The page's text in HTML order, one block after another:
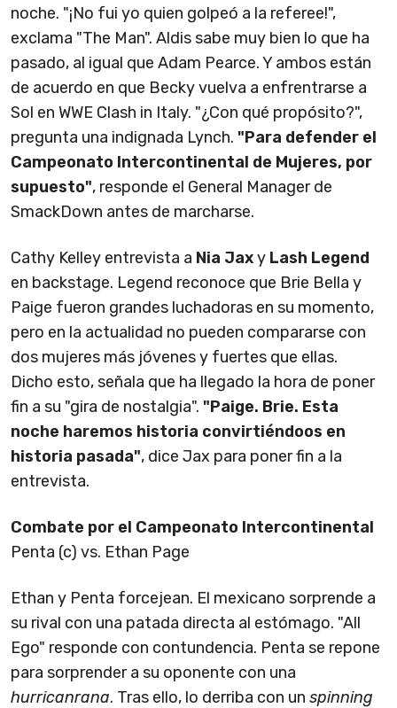
noche. "¡No fui yo quien golpeó a la referee!",
exclama "The Man". Aldis sabe muy bien lo que ha
pasado, al igual que Adam Pearce. Y ambos están
de acuerdo en que Becky vuelva a enfrentrarse a
Sol en WWE Clash in Italy. "¿Con qué propósito?",
pregunta una indignada Lynch. "Para defender el
Campeonato Intercontinental de Mujeres, por
supuesto", responde el General Manager de
SmackDown antes de marcharse.
Cathy Kelley entrevista a Nia Jaxy Lash Legend
en backstage. Legend reconoce que Brie Bella y
Paige fueron grandes luchadoras en su momento,
pero en la actualidad no pueden compararse con
dos mujeres más jóvenes y fuertes que ellas.
Dicho esto, señala que ha llegado la hora de poner
fin a su "gira de nostalgia". "Paige. Brie. Esta
noche haremos historia convirtiéndoos en
historia pasada", dice Jax para poner fin a la
entrevista.
Combate por el Campeonato Intercontinental
Penta (c) vs. Ethan Page
Ethan y Penta forcejean. El mexicano sorprende a
su rival con una patada directa al estómago. "All
Ego" responde con contundencia. Penta se repone
para sorprender a su oponente con una
hurricanrana. Tras ello, lo derriba con un spinning